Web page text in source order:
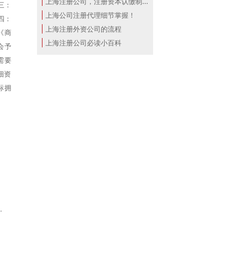
商
予
要
资
拥
不亏！
上海公司注册代理细节掌握！
上海注册外资公司的流程
上海注册公司必读小百科